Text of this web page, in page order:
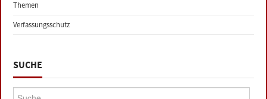
Themen
Verfassungsschutz
SUCHE
Suche: